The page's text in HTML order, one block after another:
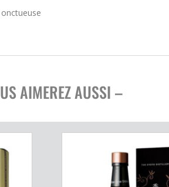
AIMEREZ AUSSI –